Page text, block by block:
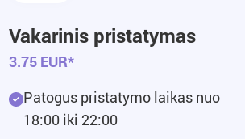
Vakarinis pristatymas
3.75 EUR*
Patogus pristatymo laikas nuo
18:00 iki 22:00